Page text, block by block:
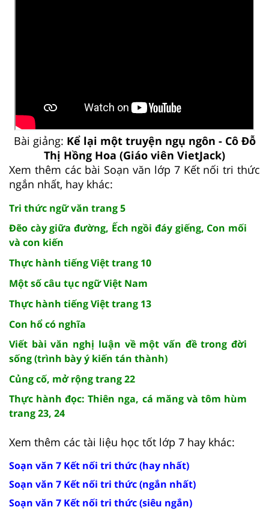
Bài giảng: Kể lại một truyện ngụ ngôn - Cô Đỗ
Thị Hồng Hoa (Giáo viên VietJack)
Xem thêm các bài Soạn văn lớp 7 Kết nối tri thức
ngắn nhất, hay khác:
Tri thức ngữ văn trang 5
Đẽo cày giữa đường, Ếch ngồi đáy giếng, Con mối
và con kiến
Thực hành tiếng Việt trang 10
Một số câu tục ngữ Việt Nam
Thực hành tiếng Việt trang 13
Con hổ có nghĩa
Viết bài văn nghị luận về một vấn đề trong đời
sống (trình bày ý kiến tán thành)
Củng cố, mở rộng trang 22
Thực hành đọc: Thiên nga, cá măng và tôm hùm
trang 23, 24
Xem thêm các tài liệu học tốt lớp 7 hay khác:
Soạn văn 7 Kết nối tri thức (hay nhất)
Soạn văn 7 Kết nối tri thức (ngắn nhất)
Soạn văn 7 Kết nối tri thức (siêu ngắn)